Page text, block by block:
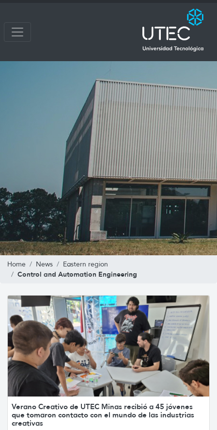
Home News Eastern region
Control and Automation Engineering
Verano Creativo de UTEC Minas recibió a 45 jóvenes
que tomaron contacto con el mundo de las industrias
creativas